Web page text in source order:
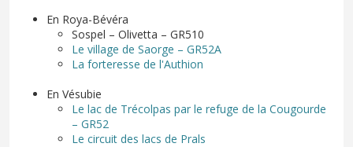
En Roya-Bévéra
Sospel – Olivetta – GR510
Le village de Saorge – GR52A
La forteresse de l'Authion
En Vésubie
Le lac de Trécolpas par le refuge de la Cougourde
– GR52
Le circuit des lacs de Prals